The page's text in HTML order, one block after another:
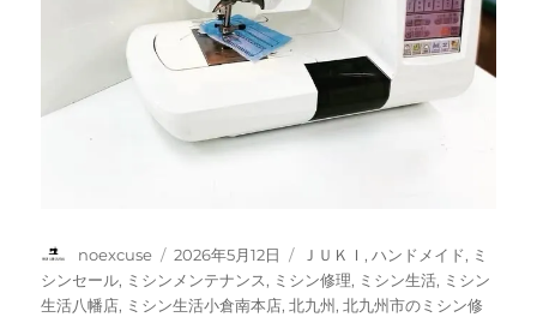
投
稿
者
noexcuse
投
稿
日:
2026年5月12日
カ
テ
ゴ
ＪＵＫＩ ,ハンドメイド, ミ
シンセール, ミシンメンテナンス, ミシン修理, ミシン生活, ミシン
生活八幡店, ミシン生活小倉南本店,北九州 ,北九州市のミシン修